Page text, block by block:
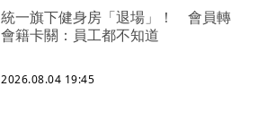
統一旗下健身房「退場」！ 會員轉
會籍卡關：員工都不知道
2026.08.04 19:45